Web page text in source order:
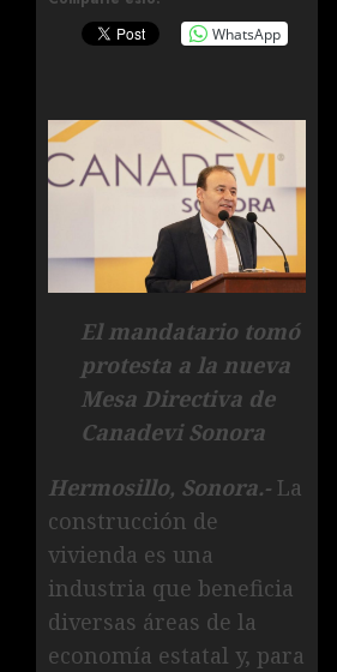
WhatsApp
El mandatario tomó
protesta a la nueva
Mesa Directiva de
Canadevi Sonora
Hermosillo, Sonora.- La
construcción de
vivienda es una
industria que beneficia
diversas áreas de la
economía estatal y, para